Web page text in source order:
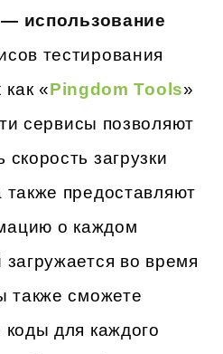
использование
тестирования
как «Pingdom Tools»
сервисы позволяют
загрузки
предоставляют
о каждом
во время
также сможете
коды для каждого